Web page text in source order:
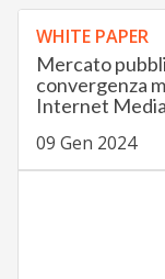
WHITE PAPER
Mercato
convergenza
Internet Media
09 Gen 2024